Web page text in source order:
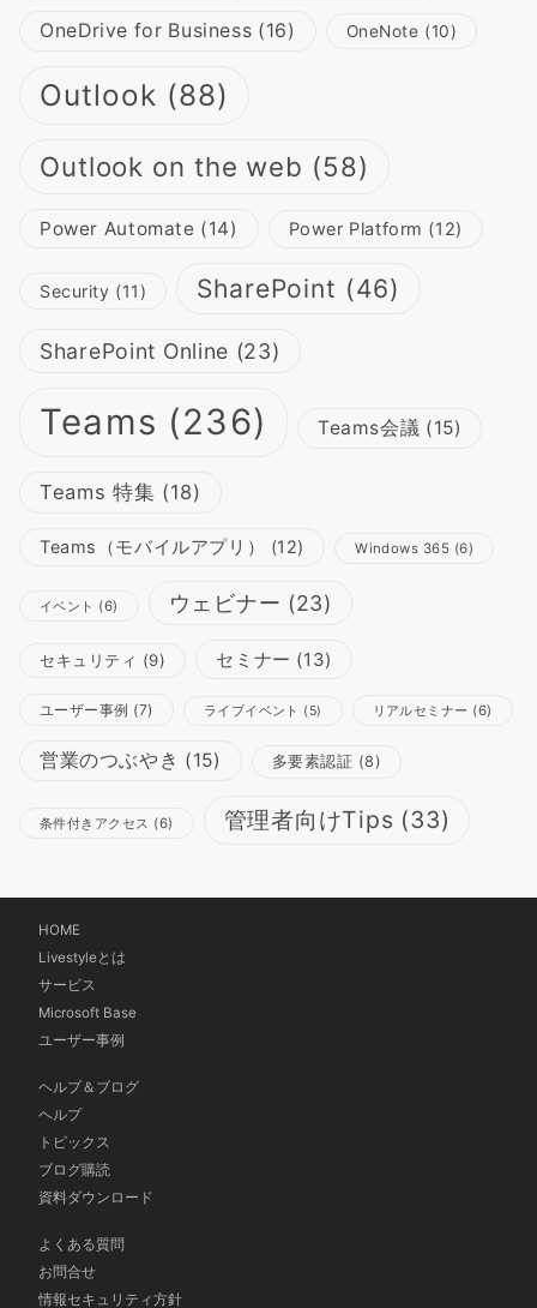
OneDrive for Business (16) OneNote (10)
Outlook (88)
Outlook on the web (58)
Power Automate (14) Power Platform (12)
Security (11) SharePoint (46)
SharePoint Online (23)
Teams (236) Teams会議 (15)
Teams 特集 (18)
Teams（モバイルアプリ） (12) Windows 365 (6)
イベント (6) ウェビナー (23)
セキュリティ (9) セミナー (13)
ユーザー事例 (7) ライブイベント (5) リアルセミナー (6)
営業のつぶやき (15) 多要素認証 (8)
条件付きアクセス (6) 管理者向けTips (33)
HOME
Livestyleとは
サービス
Microsoft Base
ユーザー事例
ヘルプ＆ブログ
ヘルプ
トピックス
ブログ購読
資料ダウンロード
よくある質問
お問合せ
情報セキュリティ方針